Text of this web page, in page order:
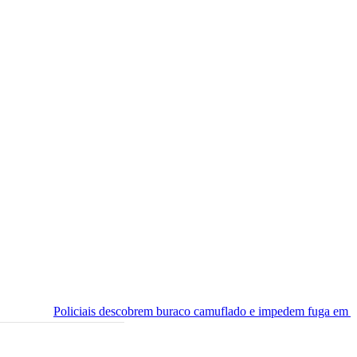
descobrem buraco camuflado e impedem fuga em cadeia de Ceará-